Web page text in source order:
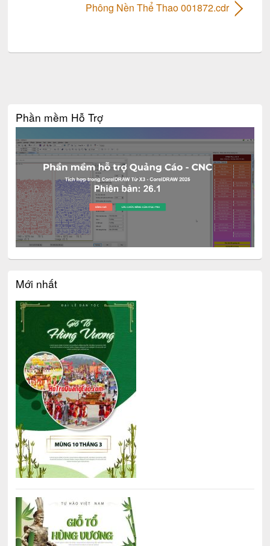
Phông Nền Thể Thao 001872.cdr
Phần mềm Hỗ Trợ
Mới nhất